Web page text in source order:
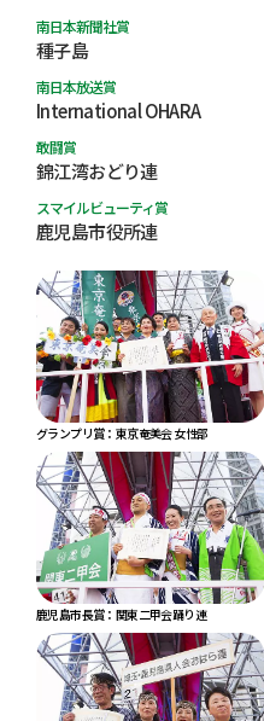
南日本新聞社賞
種子島
南日本放送賞
International OHARA
敢闘賞
錦江湾おどり連
スマイルビューティ賞
鹿児島市役所連
グランプリ賞：東京奄美会 女性部
鹿児島市長賞：関東二甲会踊り連